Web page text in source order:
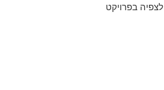
לצפיה בפרויקט